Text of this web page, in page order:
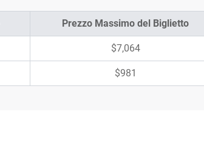
Prezzo Massimo del Biglietto
$7,064
$981